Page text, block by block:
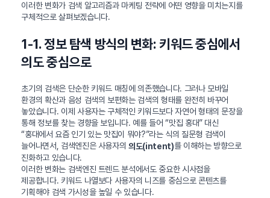
이러한 변화가 검색 알고리즘과 마케팅 전략에 어떤 영향을 미치는지를
구체적으로 살펴보겠습니다.
1-1. 정보 탐색 방식의 변화: 키워드 중심에서
의도 중심으로
초기의 검색은 단순한 키워드 매칭에 의존했습니다. 그러나 모바일
환경의 확산과 음성 검색의 보편화는 검색의 형태를 완전히 바꾸어
놓았습니다. 이제 사용자는 구체적인 키워드보다 자연어 형태의 문장을
통해 정보를 찾는 경향을 보입니다. 예를 들어 “맛집 홍대” 대신
“홍대에서 요즘 인기 있는 맛집이 뭐야?”라는 식의 질문형 검색이
늘어나면서, 검색엔진은 사용자의의도(intent)를 이해하는 방향으로
진화하고 있습니다.
이러한 변화는 검색엔진 트렌드 분석에서도 중요한 시사점을
제공합니다. 키워드 나열보다 사용자의 니즈를 중심으로 콘텐츠를
기획해야 검색 가시성을 높일 수 있습니다.